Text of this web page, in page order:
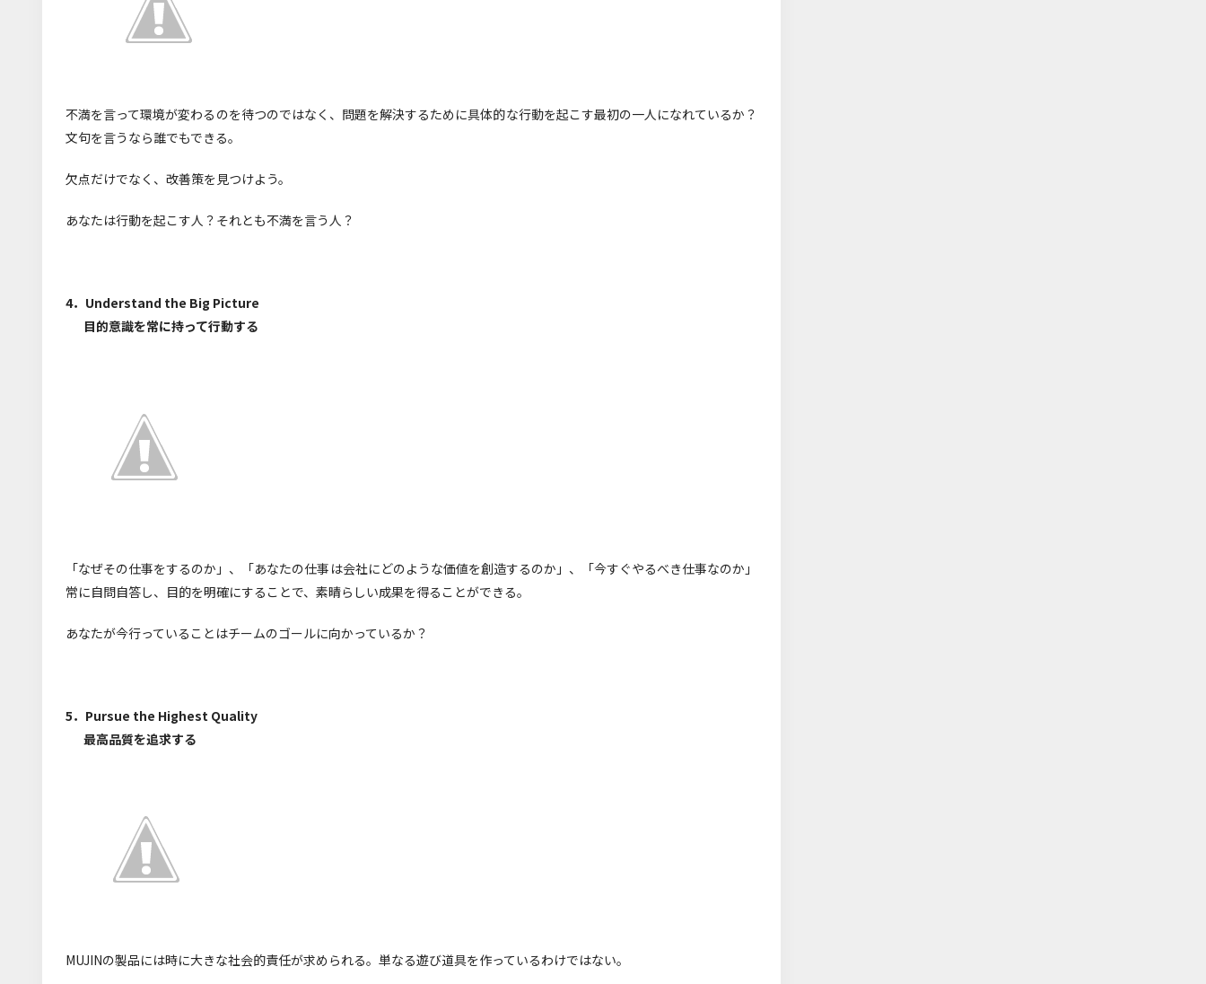
不満を言って環境が変わるのを待つのではなく、問題を解決するために具体的な行動を起こす最初の一人になれているか？
文句を言うなら誰でもできる。
欠点だけでなく、改善策を見つけよう。
あなたは行動を起こす人？それとも不満を言う人？
4．Understand the Big Picture
目的意識を常に持って行動する
「なぜその仕事をするのか」、「あなたの仕事は会社にどのような価値を創造するのか」、「今すぐやるべき仕事なのか」
常に自問自答し、目的を明確にすることで、素晴らしい成果を得ることができる。
あなたが今行っていることはチームのゴールに向かっているか？
5．Pursue the Highest Quality
最高品質を追求する
MUJINの製品には時に大きな社会的責任が求められる。単なる遊び道具を作っているわけではない。